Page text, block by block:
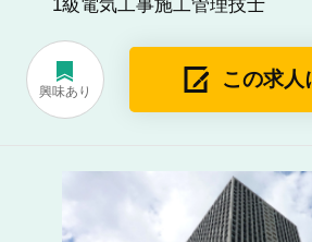
1級電気工事施工管理技士
興味あり
この求人